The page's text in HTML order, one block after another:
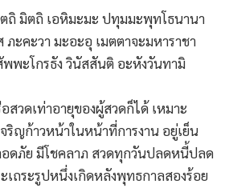
ถิ มิตถิ เอหิมะมะ ปทุมมะพุทโธนานา
ะคะวา มะอะอุ เมตตาจะมหาราชา
พะโกรธัง วินัสสันติ อะหังวันทามิ
วดเท่าอายุของผู้สวดก็ได้ เหมาะ
ริญก้าวหน้าในหน้าที่การงาน อยู่เย็น
ดภัย มีโชคลาภ สวดทุกวันปลดหนี้ปลด
ถระรูปหนึ่งเกิดหลังพุทธกาลสองร้อย